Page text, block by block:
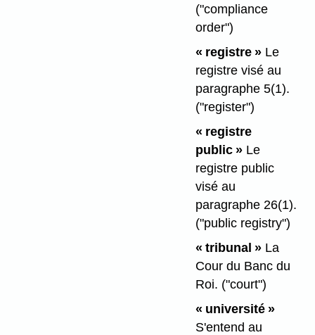
("compliance
order")
« registre »Le
registre visé au
paragraphe 5(1).
("register")
« registre
public »Le
registre public
visé au
paragraphe 26(1).
("public registry")
« tribunal »La
Cour du Banc du
Roi. ("court")
« université »
S'entend au